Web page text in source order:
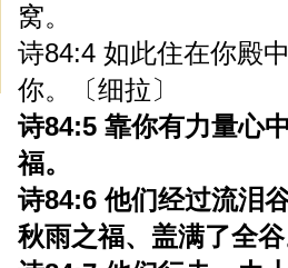
窝。
诗84:4 如此住在你殿
你。〔细拉〕
诗84:5 靠你有力量心
福。
诗84:6 他们经过流泪
秋雨之福、盖满了全